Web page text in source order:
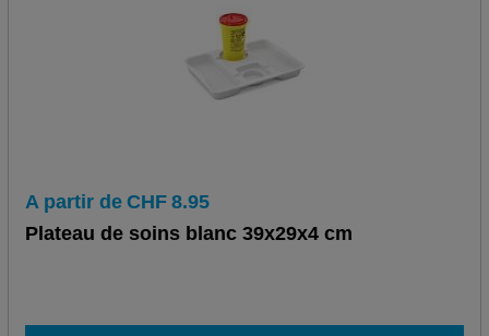
A partir de CHF 8.95
Plateau de soins blanc 39x29x4 cm